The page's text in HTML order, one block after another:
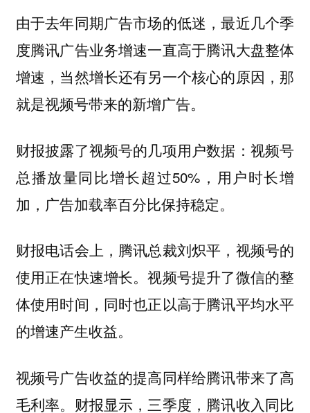
由于去年同期广告市场的低迷，最近几个季
度腾讯广告业务增速一直高于腾讯大盘整体
增速，当然增长还有另一个核心的原因，那
就是视频号带来的新增广告。
财报披露了视频号的几项用户数据：视频号
总播放量同比增长超过50%，用户时长增
加，广告加载率百分比保持稳定。
财报电话会上，腾讯总裁刘炽平，视频号的
使用正在快速增长。视频号提升了微信的整
体使用时间，同时也正以高于腾讯平均水平
的增速产生收益。
视频号广告收益的提高同样给腾讯带来了高
毛利率。财报显示，三季度，腾讯收入同比